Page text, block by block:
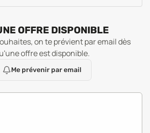
OFFRE DISPONIBLE
on te prévient par email dès
offre est disponible.
Me prévenir par email